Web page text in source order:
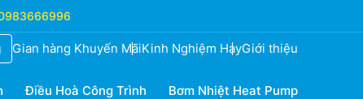
Gian hàng Khuyến MãiKinh Nghiệm HayGiới thiệu
Điều Hoà Công Trình Bơm Nhiệt Heat Pump